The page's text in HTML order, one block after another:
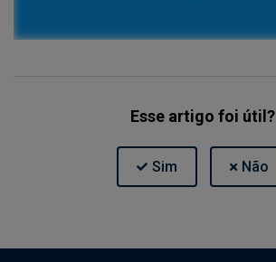
Esse artigo foi útil?